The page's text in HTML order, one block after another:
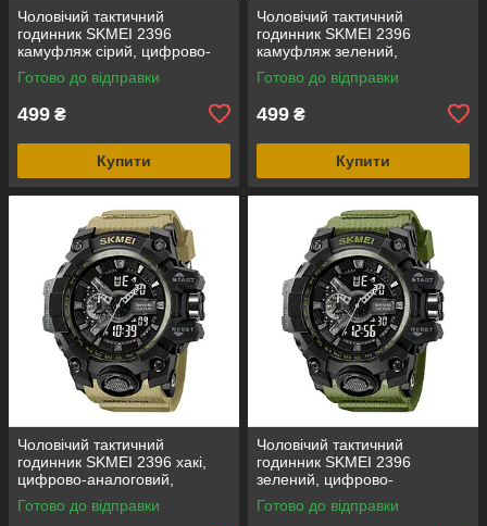
Чоловічий тактичний
годинник SKMEI 2396
камуфляж сірий, цифрово-
аналоговий, водозахист 5
ATM
Готово до відправки
499 ₴
Купити
Чоловічий тактичний
годинник SKMEI 2396
камуфляж зелений,
цифрово-аналоговий,
водозахист 5 ATM
Готово до відправки
499 ₴
Купити
Чоловічий тактичний
годинник SKMEI 2396 хакі,
цифрово-аналоговий,
водозахист 5 ATM
Готово до відправки
Чоловічий тактичний
годинник SKMEI 2396
зелений, цифрово-
аналоговий, водозахист 5
ATM
Готово до відправки